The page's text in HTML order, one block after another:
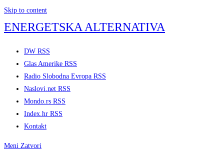
Skip to content
ENERGETSKA ALTERNATIVA
DW RSS
Glas Amerike RSS
Radio Slobodna Evropa RSS
Naslovi.net RSS
Mondo.rs RSS
Index.hr RSS
Kontakt
Meni Zatvori